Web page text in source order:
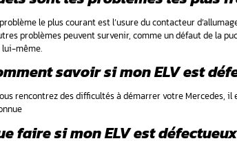
ELV + EZS w204 et w207 ;
L’entretien et la réparation
Le remplacement des pièces
La réparation du système Tdi ;
Le diagnostic auto pour
Etc.